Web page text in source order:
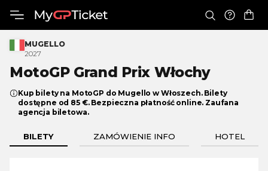
MUGELLO
2027
MotoGP Grand Prix Włochy
Kup bilety na MotoGP do Mugello w Włoszech. Bilety
dostępne od 85 €. Bezpieczna płatność online. Zaufana
agencja biletowa.
BILETY ZAMÓWIENIE INFO HOTEL